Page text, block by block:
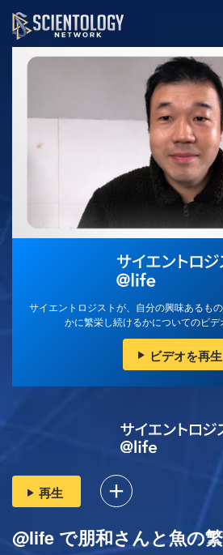
サイエントロジストが、自分の興味あるも
かに繁栄し続けるかについてのビデ
ビデオを再生
再生
@life で朋和さんと魚の